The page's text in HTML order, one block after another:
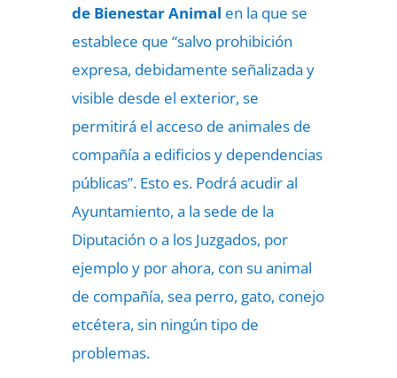
de Bienestar Animal en la que se
establece que “salvo prohibición
expresa, debidamente señalizada y
visible desde el exterior, se
permitirá el acceso de animales de
compañía a edificios y dependencias
públicas”. Esto es. Podrá acudir al
Ayuntamiento, a la sede de la
Diputación o a los Juzgados, por
ejemplo y por ahora, con su animal
de compañía, sea perro, gato, conejo
etcétera, sin ningún tipo de
problemas.